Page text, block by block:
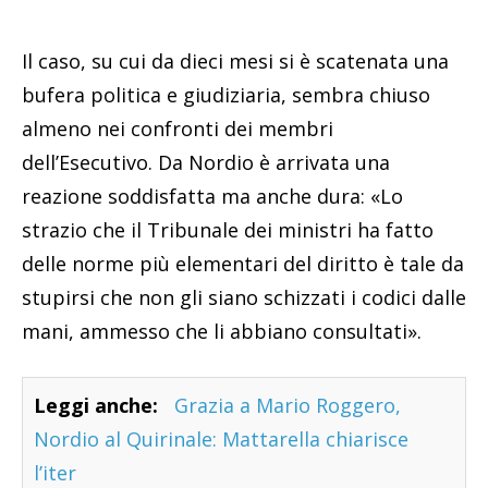
Il caso, su cui da dieci mesi si è scatenata una
bufera politica e giudiziaria, sembra chiuso
almeno nei confronti dei membri
dell’Esecutivo. Da Nordio è arrivata una
reazione soddisfatta ma anche dura: «Lo
strazio che il Tribunale dei ministri ha fatto
delle norme più elementari del diritto è tale da
stupirsi che non gli siano schizzati i codici dalle
mani, ammesso che li abbiano consultati».
Leggi anche:
Grazia a Mario Roggero,
Nordio al Quirinale: Mattarella chiarisce
l’iter